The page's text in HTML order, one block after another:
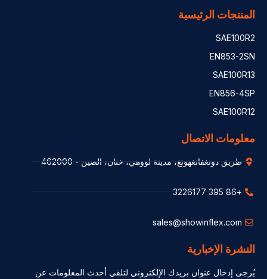
المنتجات الرئيسية
SAE100R2
EN853-2SN
SAE100R13
EN856-4SP
SAE100R12
معلومات الاتصال
طريق دونغفانغهونغ، مدينة لووهي، خنان، الصين - 462000
+86 395 3226177
sales@showinflex.com
النشرة الإخبارية
يُرجى إدخال عنوان بريدك الإلكتروني لتلقي أحدث المعلومات عن